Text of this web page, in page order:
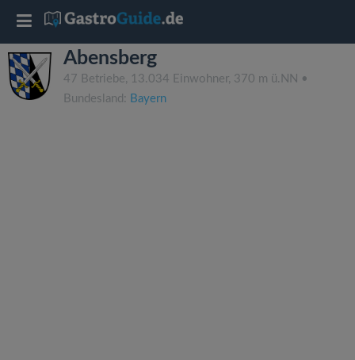
Abensberg
47 Betriebe, 13.034 Einwohner, 370 m ü.NN •
Bundesland: Bayern
T
o
g